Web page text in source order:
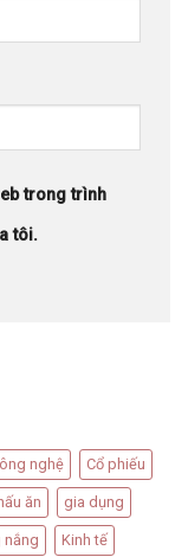
trong trình
tôi.
nghệ Cổ phiếu
ăn gia dụng
nắng Kinh tế